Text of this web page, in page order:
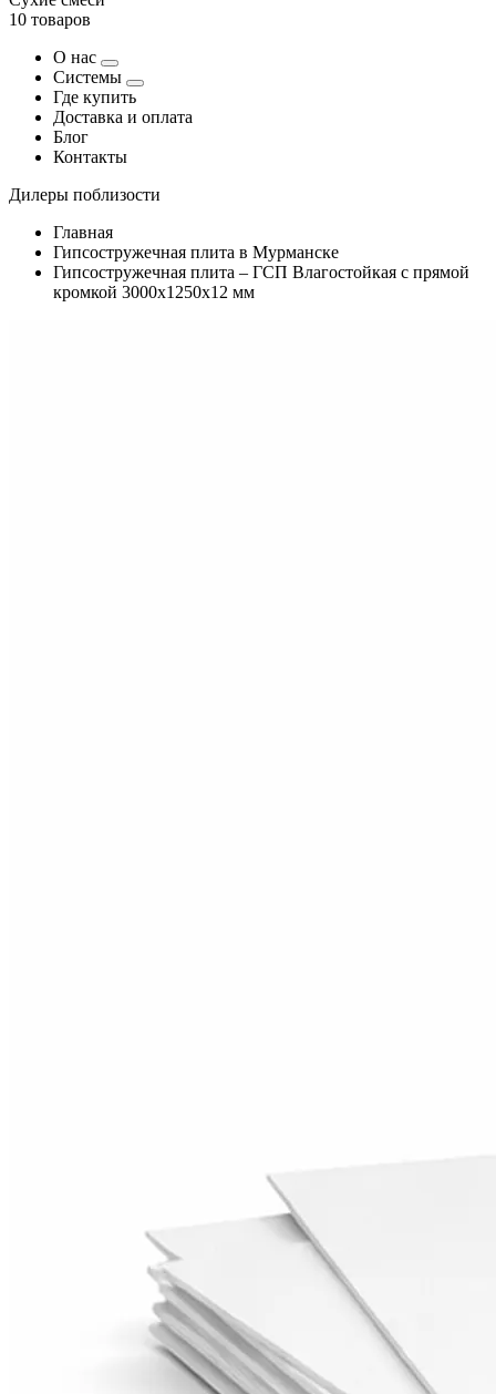
10 товаров
О нас
Системы
Где купить
Доставка и оплата
Блог
Контакты
Дилеры поблизости
Главная
Гипсостружечная плита в Мурманске
Гипсостружечная плита – ГСП Влагостойкая с прямой
кромкой 3000х1250х12 мм